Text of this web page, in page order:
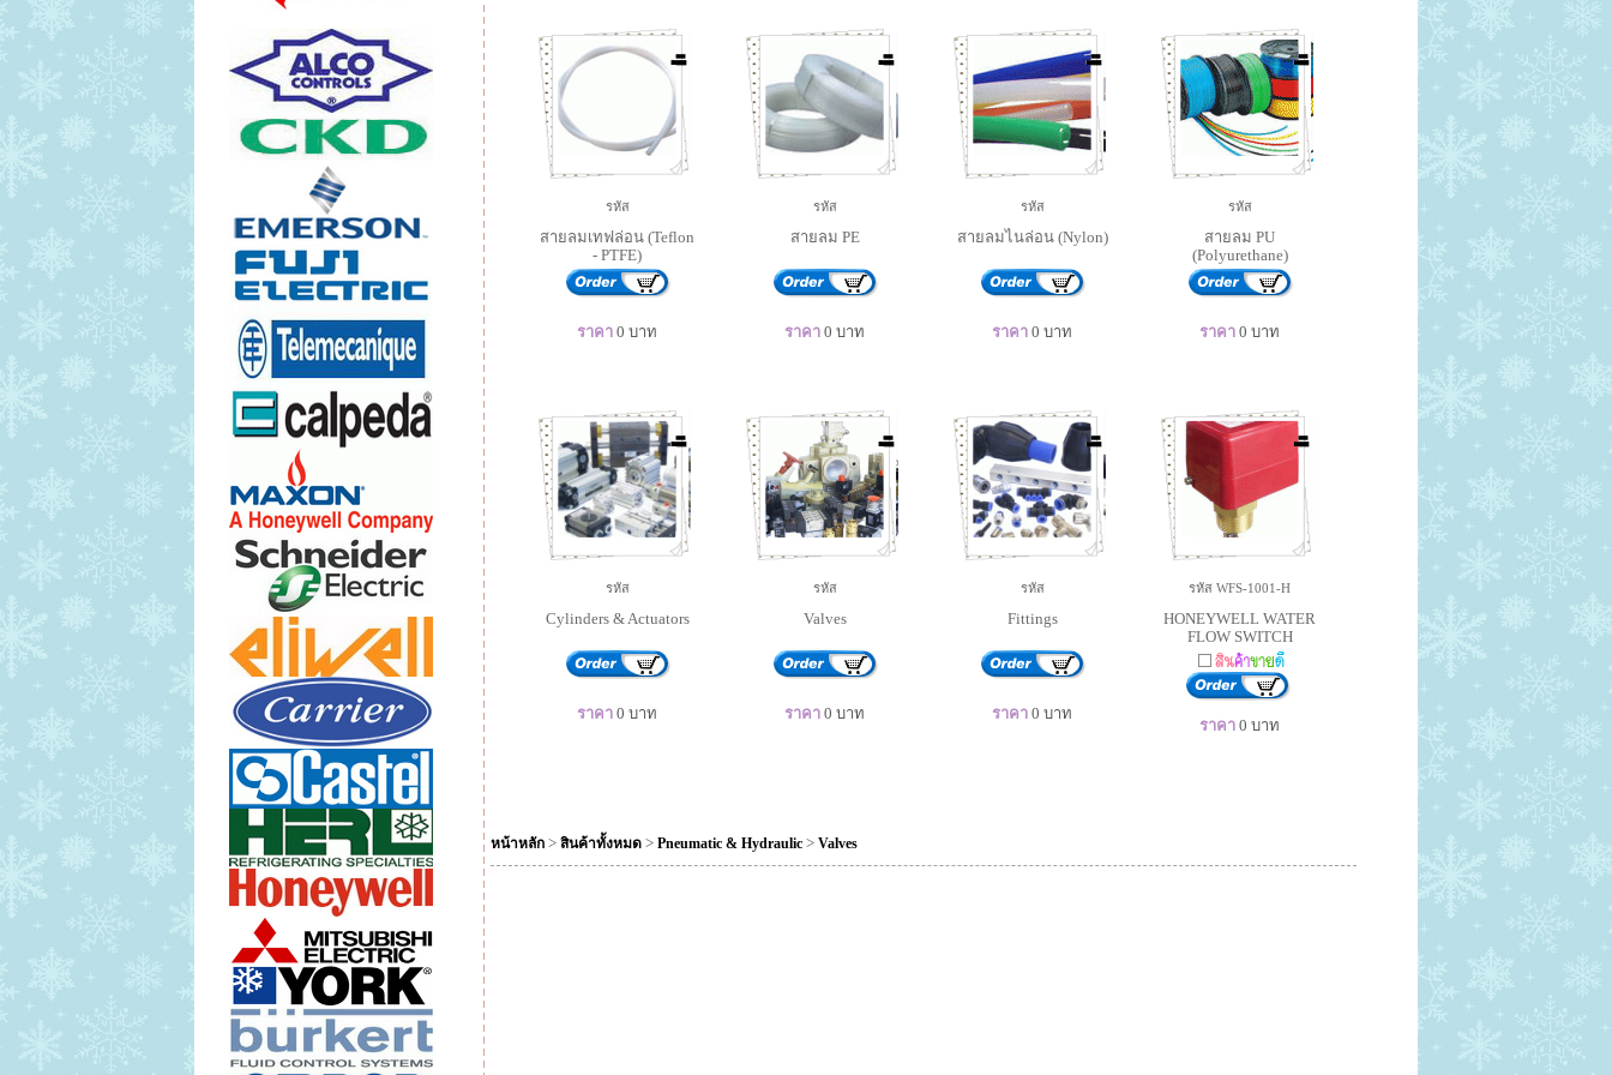
รหัส
สายลมเทฟล่อน (Teflon
- PTFE)
ราคา 0 บาท
รหัส
สายลม PE
ราคา 0 บาท
รหัส
สายลมไนล่อน (Nylon)
ราคา 0 บาท
รหัส
สายลม PU
(Polyurethane)
ราคา 0 บาท
รหัส
Cylinders & Actuators
ราคา 0 บาท
รหัส
Valves
ราคา 0 บาท
รหัส
Fittings
ราคา 0 บาท
รหัส WFS-1001-H
HONEYWELL WATER
FLOW SWITCH
ราคา 0 บาท
หน้าหลัก > สินค้าทั้งหมด > Pneumatic & Hydraulic > Valves